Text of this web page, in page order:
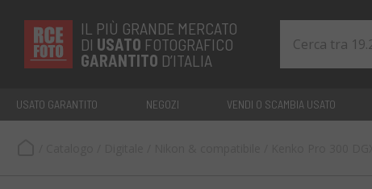
IL PIÙ GRANDE MERCATO
DI USATO FOTOGRAFICO
GARANTITO D’ITALIA
USATO GARANTITO NEGOZI VENDI O SCAMBIA USATO